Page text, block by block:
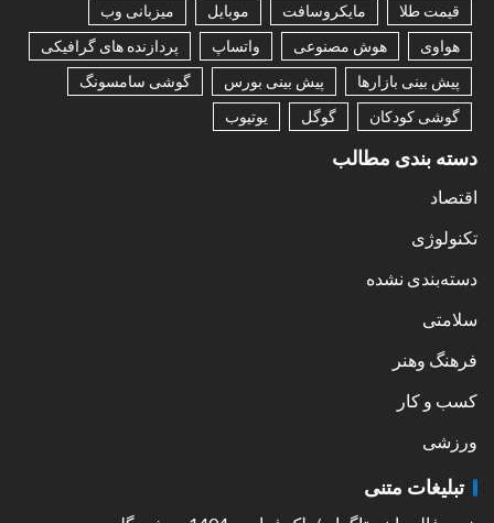
قیمت طلا
مایکروسافت موبایل
میزبانی وب
هواوی
هوش مصنوعی واتساپ
پردازنده های گرافیکی
پیش بینی بازارها
پیش بینی بورس
گوشی سامسونگ
گوشی کودکان
گوگل یوتیوب
دسته بندی مطالب
اقتصاد
تکنولوژی
دسته‌بندی نشده
سلامتی
فرهنگ وهنر
کسب و کار
ورزشی
تبلیغات متنی